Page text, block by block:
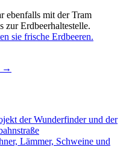
ebenfalls mit der Tram
zur Erdbeerhaltestelle.
sie frische Erdbeeren.
→
der Wunderfinder und der
Lämmer, Schweine und